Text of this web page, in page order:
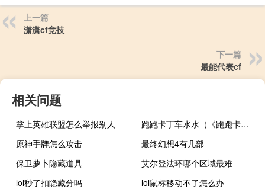
上一篇
潇潇cf竞技
下一篇
最能代表cf
相关问题
掌上英雄联盟怎么举报别人
跑跑卡丁车水水（《跑跑卡丁车》攻略之卡水由来攻略）
原神手牌怎么攻击
最终幻想4有几部
保卫萝卜隐藏道具
艾尔登法环哪个区域最难
lol秒了扣隐藏分吗
lol鼠标移动不了怎么办